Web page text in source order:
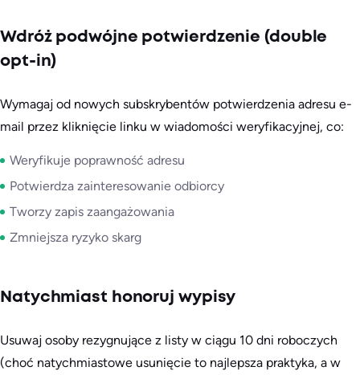
Wdróż podwójne potwierdzenie (double
opt-in)
Wymagaj od nowych subskrybentów potwierdzenia adresu e-
mail przez kliknięcie linku w wiadomości weryfikacyjnej, co:
Weryfikuje poprawność adresu
Potwierdza zainteresowanie odbiorcy
Tworzy zapis zaangażowania
Zmniejsza ryzyko skarg
Natychmiast honoruj wypisy
Usuwaj osoby rezygnujące z listy w ciągu 10 dni roboczych
(choć natychmiastowe usunięcie to najlepsza praktyka, a w